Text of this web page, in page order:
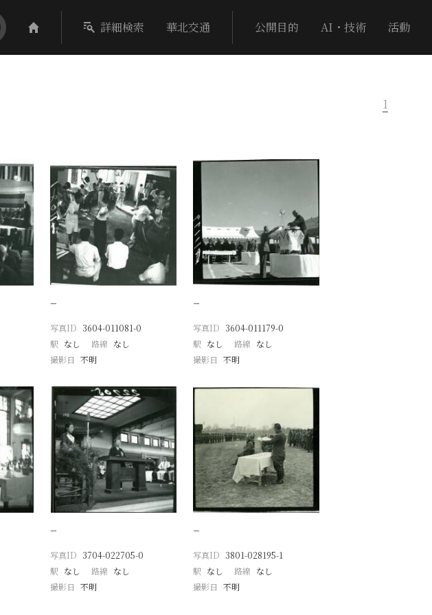
詳細検索 華北交通 公開目的 AI・技術 活動
1
−
写真ID 3604-011081-0
駅 なし 路線 なし
撮影日 不明
−
写真ID 3604-011179-0
駅 なし 路線 なし
撮影日 不明
−
写真ID 3704-022705-0
駅 なし 路線 なし
撮影日 不明
−
写真ID 3801-028195-1
駅 なし 路線 なし
撮影日 不明